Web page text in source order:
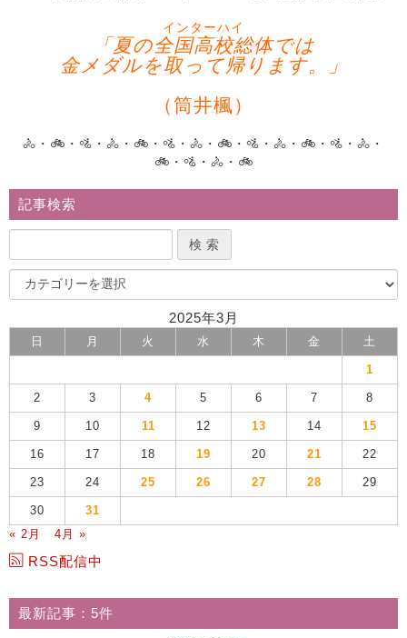
インターハイ
「夏の全国高校総体では
金メダルを取って帰ります。」
（筒井楓）
🚴・🚲・🚵・🚴・🚲・🚵・🚴・🚲・🚵・🚴・🚲・🚵・🚴・
🚲・🚵・🚴・🚲
記事検索
2025年3月
日 月 火 水 木 金 土
1
2 3 4 5 6 7 8
9 10 11 12 13 14 15
16 17 18 19 20 21 22
23 24 25 26 27 28 29
30
31
« 2月
4月 »
RSS配信中
最新記事：5件